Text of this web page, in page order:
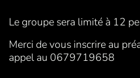
Le groupe sera limité à 12
Merci de vous inscrire au
appel au 0679719658